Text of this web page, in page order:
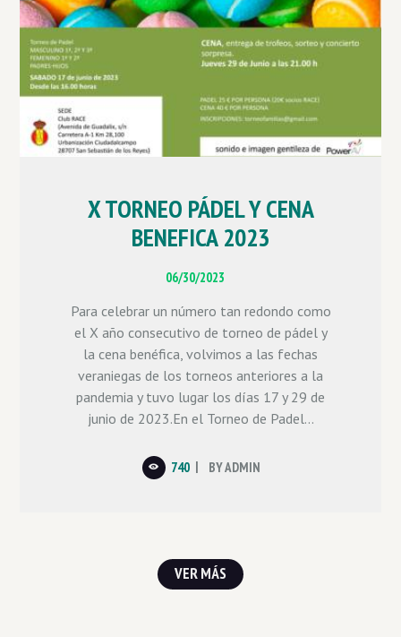
X TORNEO PÁDEL Y CENA
BENEFICA 2023
06/30/2023
Para celebrar un número tan redondo como
el X año consecutivo de torneo de pádel y
la cena benéfica, volvimos a las fechas
veraniegas de los torneos anteriores a la
pandemia y tuvo lugar los días 17 y 29 de
junio de 2023.En el Torneo de Padel...
740 BYADMIN
VER MÁS